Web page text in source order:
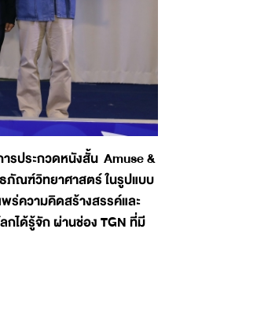
ารประกวดหนังสั้น Amuse &
ภัณฑ์วิทยาศาสตร์ ในรูปแบบ
ร่ความคิดสร้างสรรค์และ
กได้รู้จัก ผ่านช่อง TGN ที่มี